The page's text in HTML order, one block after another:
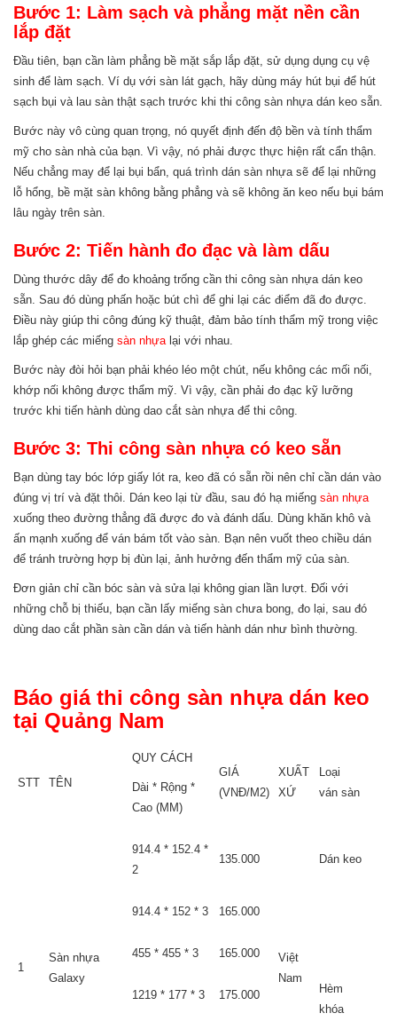
Bước 1: Làm sạch và phẳng mặt nền cần
lắp đặt
Đầu tiên, bạn cần làm phẳng bề mặt sắp lắp đặt, sử dụng dụng cụ vệ
sinh để làm sạch. Ví dụ với sàn lát gạch, hãy dùng máy hút bụi để hút
sạch bụi và lau sàn thật sạch trước khi thi công sàn nhựa dán keo sẵn.
Bước này vô cùng quan trọng, nó quyết định đến độ bền và tính thẩm
mỹ cho sàn nhà của bạn. Vì vậy, nó phải được thực hiện rất cẩn thận.
Nếu chẳng may để lại bụi bẩn, quá trình dán sàn nhựa sẽ để lại những
lỗ hổng, bề mặt sàn không bằng phẳng và sẽ không ăn keo nếu bụi bám
lâu ngày trên sàn.
Bước 2: Tiến hành đo đạc và làm dấu
Dùng thước dây để đo khoảng trống cần thi công sàn nhựa dán keo
sẵn. Sau đó dùng phấn hoặc bút chì để ghi lại các điểm đã đo được.
Điều này giúp thi công đúng kỹ thuật, đảm bảo tính thẩm mỹ trong việc
lắp ghép các miếng sàn nhựalại với nhau.
Bước này đòi hỏi bạn phải khéo léo một chút, nếu không các mối nối,
khớp nối không được thẩm mỹ. Vì vậy, cần phải đo đạc kỹ lưỡng
trước khi tiến hành dùng dao cắt sàn nhựa để thi công.
Bước 3: Thi công sàn nhựa có keo sẵn
Bạn dùng tay bóc lớp giấy lót ra, keo đã có sẵn rồi nên chỉ cần dán vào
đúng vị trí và đặt thôi. Dán keo lại từ đầu, sau đó hạ miếng sàn nhựa
xuống theo đường thẳng đã được đo và đánh dấu. Dùng khăn khô và
ấn mạnh xuống để ván bám tốt vào sàn. Bạn nên vuốt theo chiều dán
để tránh trường hợp bị đùn lại, ảnh hưởng đến thẩm mỹ của sàn.
Đơn giản chỉ cần bóc sàn và sửa lại không gian lần lượt. Đối với
những chỗ bị thiếu, bạn cần lấy miếng sàn chưa bong, đo lại, sau đó
dùng dao cắt phần sàn cần dán và tiến hành dán như bình thường.
Báo giá thi công sàn nhựa dán keo
tại Quảng Nam
STT TÊN
QUY CÁCH
Dài * Rộng *
Cao (MM)
GIÁ
(VNĐ/M2)
XUẤT
XỨ
Loại
ván sàn
1
Sàn nhựa
Galaxy
914.4 * 152.4 *
2
135.000
Việt
Nam
Dán keo
914.4 * 152 * 3 165.000
Hèm
khóa
455 * 455 * 3 165.000
1219 * 177 * 3 175.000